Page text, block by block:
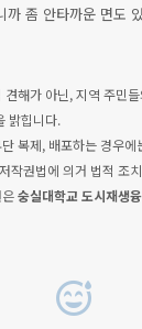
까 좀 안타까운 면도
해가 아닌, 지역 주민
밝힙니다.
복제, 배포하는 경우
작권법에 의거 법적 조
숭실대학교 도시재생